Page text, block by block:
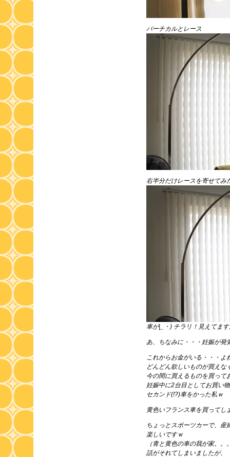
バーチカルとレース
右半分だけレースを寄せてみ
車が|_・) チラリ！見えてま
あ、ちなみに・・・妊娠が発
これからお金がいる・・・よ
どんどん欲しいものが買えな
今の間に買えるものを買って
妊娠中に2台目としてお買い
セカンド(!?)車をかった私ｗ
黄色いフランス車を買ってし
ちょっとスポーツカーで、産
楽しいですｗ
（青と黄色の車の我が家。。
話がそれてしまいましたが、